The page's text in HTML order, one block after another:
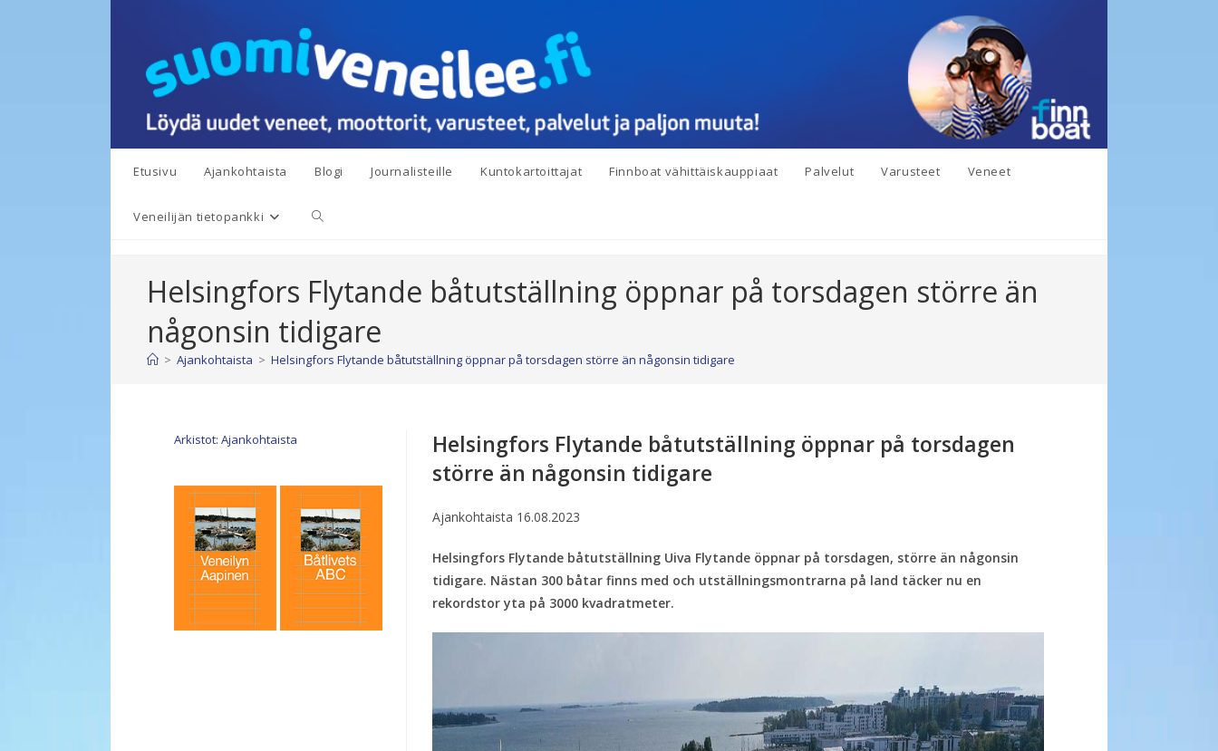
Etusivu Ajankohtaista Blogi Journalisteille Kuntokartoittajat Finnboat vähittäiskauppiaat Palvelut Varusteet Veneet
Veneilijän tietopankki Toggle
search
Helsingfors Flytande båtutställning öppnar på torsdagen större än
någonsin tidigare
> Ajankohtaista > Helsingfors Flytande båtutställning öppnar på torsdagen större än någonsin tidigare
Arkistot: Ajankohtaista
Helsingfors Flytande båtutställning öppnar på torsdagen
större än någonsin tidigare
Ajankohtaista 16.08.2023
Helsingfors Flytande båtutställning Uiva Flytande öppnar på torsdagen, större än någonsin
tidigare. Nästan 300 båtar finns med och utställningsmontrarna på land täcker nu en
rekordstor yta på 3000 kvadratmeter.